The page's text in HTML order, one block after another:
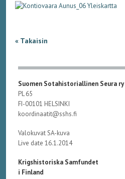
« Takaisin
Suomen Sotahistoriallinen Seura ry
PL 65
FI-00101 HELSINKI
koordinaatit@sshs.fi
Valokuvat SA-kuva
Live date 16.1.2014
Krigshistoriska Samfundet
i Finland